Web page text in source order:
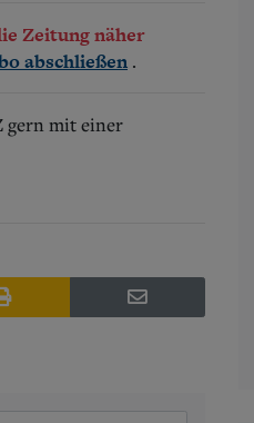
Zeitung näher
abschließen .
gern mit einer